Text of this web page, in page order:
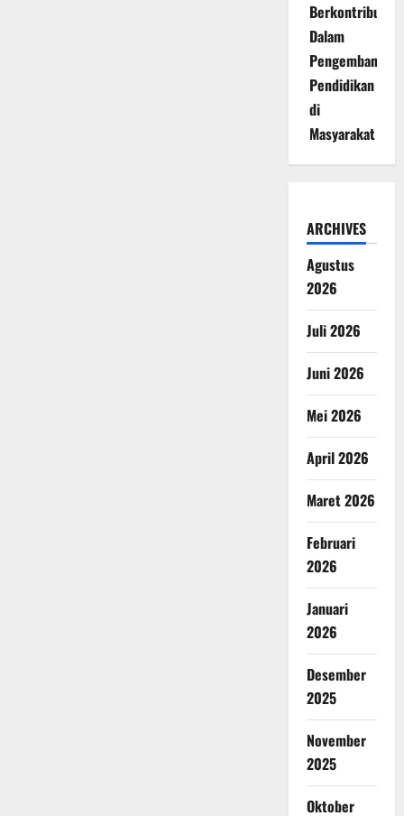
Berkontribusi
Dalam
Pengembangan
Pendidikan
di
Masyarakat
ARCHIVES
Agustus
2026
Juli 2026
Juni 2026
Mei 2026
April 2026
Maret 2026
Februari
2026
Januari
2026
Desember
2025
November
2025
Oktober